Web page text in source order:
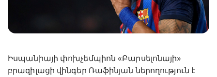
Իսպանիայի փոխչեմպիոն «Բարսելոնայի»
բրազիլացի վինգեր Ռաֆինյան ներողություն է